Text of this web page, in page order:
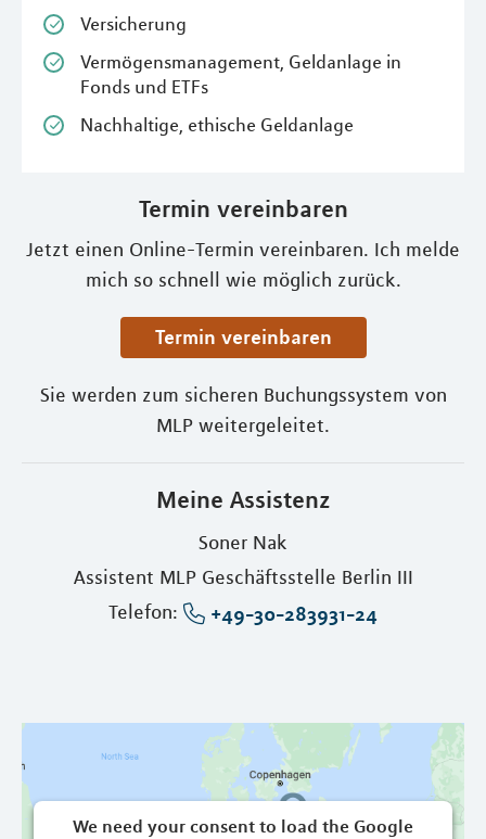
Versicherung
Vermögensmanagement, Geldanlage in
Fonds und ETFs
Nachhaltige, ethische Geldanlage
Termin vereinbaren
Jetzt einen Online-Termin vereinbaren. Ich melde
mich so schnell wie möglich zurück.
Termin vereinbaren
Sie werden zum sicheren Buchungssystem von
MLP weitergeleitet.
Meine Assistenz
Soner Nak
Assistent MLP Geschäftsstelle Berlin III
Telefon:
+49-30-283931-24
We need your consent to load the Google